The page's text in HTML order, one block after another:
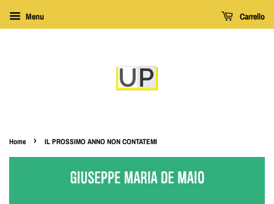
Menu Carrello
Home › IL PROSSIMO ANNO NON CONTATEMI